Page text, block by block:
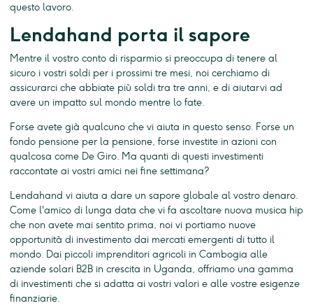
questo lavoro.
Lendahand porta il sapore
Mentre il vostro conto di risparmio si preoccupa di tenere al
sicuro i vostri soldi per i prossimi tre mesi, noi cerchiamo di
assicurarci che abbiate più soldi tra tre anni, e di aiutarvi ad
avere un impatto sul mondo mentre lo fate.
Forse avete già qualcuno che vi aiuta in questo senso. Forse un
fondo pensione per la pensione, forse investite in azioni con
qualcosa come De Giro. Ma quanti di questi investimenti
raccontate ai vostri amici nei fine settimana?
Lendahand vi aiuta a dare un sapore globale al vostro denaro.
Come l'amico di lunga data che vi fa ascoltare nuova musica hip
che non avete mai sentito prima, noi vi portiamo nuove
opportunità di investimento dai mercati emergenti di tutto il
mondo. Dai piccoli imprenditori agricoli in Cambogia alle
aziende solari B2B in crescita in Uganda, offriamo una gamma
di investimenti che si adatta ai vostri valori e alle vostre esigenze
finanziarie.